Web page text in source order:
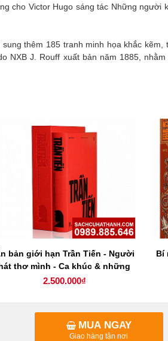
cho Victor Hugo sáng tác Những người
thêm 185 tranh minh họa khắc
NXB J. Rouff xuất bản năm 1885,
bản giới hạn Trần Tiến - Người
thơ mình - Ca khúc & những
câu chuyện
2.500.000₫
Bí
MUA NGAY
Giao hàng tận nơi